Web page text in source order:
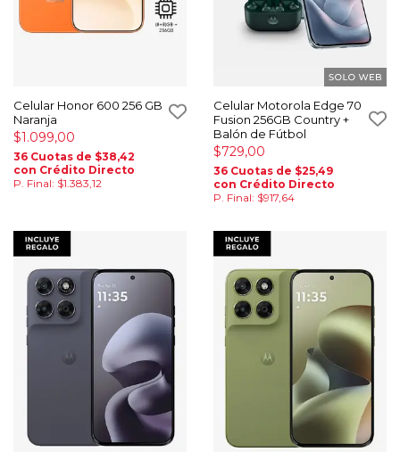
Celular Honor 600 256 GB
Naranja
$1.099,00
36 Cuotas de $38,42
con Crédito Directo
P. Final: $1.383,12
Celular Motorola Edge 70
Fusion 256GB Country +
Balón de Fútbol
$729,00
36 Cuotas de $25,49
con Crédito Directo
P. Final: $917,64